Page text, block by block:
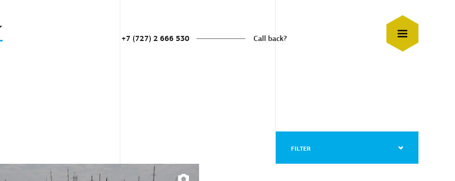
+7 (727) 2 666 530 Call back?